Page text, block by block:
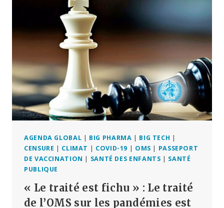
CHYPRE
EST
LIÉE
AU
DÉPLOIEMENT
VACCIN
COVID
AGENDA GLOBAL | BIG PHARMA | BIG TECH |
CENSURE | CLIMAT | COVID-19 | OMS | PASSEPORT
DE VACCINATION | SANTÉ DES ENFANTS | SANTÉ
PUBLIQUE
« Le traité est fichu » : Le traité
de l’OMS sur les pandémies est